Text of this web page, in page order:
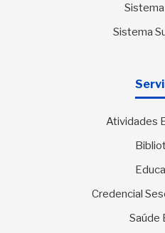
Sistema
Atividades
Credencial
Saúde